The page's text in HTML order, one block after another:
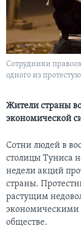
Learning English
СОЦИАЛЬНЫЕ СЕТИ
Сотрудники
одного из
Жители страны
экономической
Сотни людей в
столицы Туниса
недели акций
страны.
растущим
экономическими
обществе.